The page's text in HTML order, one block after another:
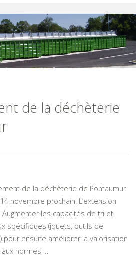
de la déchèterie
de la déchèterie de Pontaumur
novembre prochain. L’extension
les capacités de tri et
spécifiques (jouets, outils de
pour ensuite améliorer la valorisation
normes …